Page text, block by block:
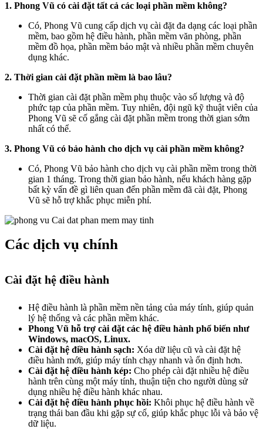
1. Phong Vũ có cài đặt tất cả các loại phần mềm không?
Có, Phong Vũ cung cấp dịch vụ cài đặt đa dạng các loại phần
mềm, bao gồm hệ điều hành, phần mềm văn phòng, phần
mềm đồ họa, phần mềm bảo mật và nhiều phần mềm chuyên
dụng khác.
2. Thời gian cài đặt phần mềm là bao lâu?
Thời gian cài đặt phần mềm phụ thuộc vào số lượng và độ
phức tạp của phần mềm. Tuy nhiên, đội ngũ kỹ thuật viên của
Phong Vũ sẽ cố gắng cài đặt phần mềm trong thời gian sớm
nhất có thể.
3. Phong Vũ có bảo hành cho dịch vụ cài phần mềm không?
Có, Phong Vũ bảo hành cho dịch vụ cài phần mềm trong thời
gian 1 tháng. Trong thời gian bảo hành, nếu khách hàng gặp
bất kỳ vấn đề gì liên quan đến phần mềm đã cài đặt, Phong
Vũ sẽ hỗ trợ khắc phục miễn phí.
Các dịch vụ chính
Cài đặt hệ điều hành
Hệ điều hành là phần mềm nền tảng của máy tính, giúp quản
lý hệ thống và các phần mềm khác.
Phong Vũ hỗ trợ cài đặt các hệ điều hành phổ biến như
Windows, macOS, Linux.
Cài đặt hệ điều hành sạch: Xóa dữ liệu cũ và cài đặt hệ
điều hành mới, giúp máy tính chạy nhanh và ổn định hơn.
Cài đặt hệ điều hành kép: Cho phép cài đặt nhiều hệ điều
hành trên cùng một máy tính, thuận tiện cho người dùng sử
dụng nhiều hệ điều hành khác nhau.
Cài đặt hệ điều hành phục hồi: Khôi phục hệ điều hành về
trạng thái ban đầu khi gặp sự cố, giúp khắc phục lỗi và bảo vệ
dữ liệu.